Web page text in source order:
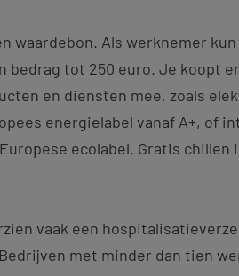
waardebon. Als werknemer
bedrag tot 250 euro. Je koopt er
en diensten mee, zoals
energielabel vanaf A+, of
ecolabel. Gratis chillen
vaak een
met minder dan tien